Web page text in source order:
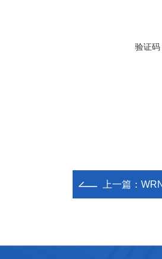
验证码
上一篇：